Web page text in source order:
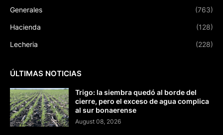
Generales (763)
Hacienda (128)
Lecheria (228)
ÚLTIMAS NOTICIAS
Trigo: la siembra quedó al borde del
cierre, pero el exceso de agua complica
al sur bonaerense
August 08, 2026